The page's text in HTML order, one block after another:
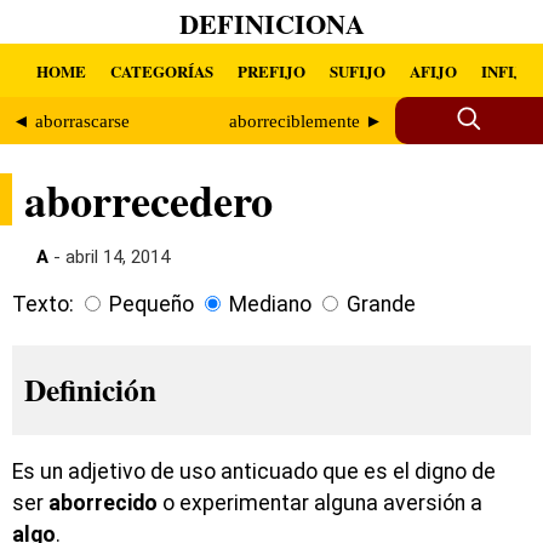
DEFINICIONA
HOME CATEGORÍAS PREFIJO SUFIJO AFIJO INFIJO
◄ aborrascarse aborreciblemente ►
aborrecedero
A - abril 14, 2014
Texto: Pequeño Mediano Grande
Definición
Es un adjetivo de uso anticuado que es el digno de
ser aborrecido o experimentar alguna aversión a
algo.